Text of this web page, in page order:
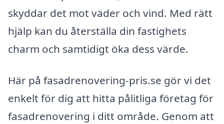
skyddar det mot väder och vind. Med rätt
hjälp kan du återställa din fastighets
charm och samtidigt öka dess värde.
Här på fasadrenovering-pris.se gör vi det
enkelt för dig att hitta pålitliga företag för
fasadrenovering i ditt område. Genom att